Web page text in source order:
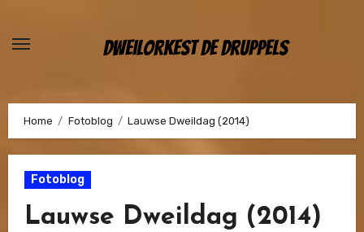
Dweilorkest De Druppels
Home Fotoblog Lauwse Dweildag (2014)
Fotoblog
Lauwse Dweildag (2014)